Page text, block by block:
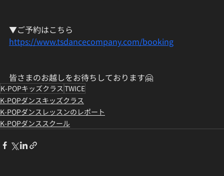
▼ご予約はこちら
https://www.tsdancecompany.com/booking
皆さまのお越しをお待ちしております🤗
K-POPキッズクラス TWICE
K-POPダンスキッズクラス
K-POPダンスレッスンのレポート
K-POPダンススクール